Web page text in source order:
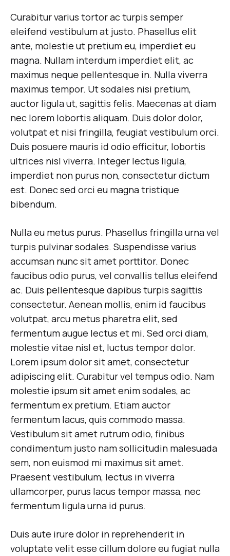
0
SHARE
HAY
COMENTARIOS
GO
BEHIND
SCENES
AT
LONDON
FASHION
WEEK
SPRING
Curabitur varius tortor ac turpis semper
eleifend vestibulum at justo. Phasellus elit
ante, molestie ut pretium eu, imperdiet eu
magna. Nullam interdum imperdiet elit, ac
maximus neque pellentesque in. Nulla viverra
maximus tempor. Ut sodales nisi pretium,
auctor ligula ut, sagittis felis. Maecenas at diam
nec lorem lobortis aliquam. Duis dolor dolor,
volutpat et nisi fringilla, feugiat vestibulum orci.
Duis posuere mauris id odio efficitur, lobortis
ultrices nisl viverra. Integer lectus ligula,
imperdiet non purus non, consectetur dictum
est. Donec sed orci eu magna tristique
bibendum.
Nulla eu metus purus. Phasellus fringilla urna vel
turpis pulvinar sodales. Suspendisse varius
accumsan nunc sit amet porttitor. Donec
faucibus odio purus, vel convallis tellus eleifend
ac. Duis pellentesque dapibus turpis sagittis
consectetur. Aenean mollis, enim id faucibus
volutpat, arcu metus pharetra elit, sed
fermentum augue lectus et mi. Sed orci diam,
molestie vitae nisl et, luctus tempor dolor.
Lorem ipsum dolor sit amet, consectetur
adipiscing elit. Curabitur vel tempus odio. Nam
molestie ipsum sit amet enim sodales, ac
fermentum ex pretium. Etiam auctor
fermentum lacus, quis commodo massa.
Vestibulum sit amet rutrum odio, finibus
condimentum justo nam sollicitudin malesuada
sem, non euismod mi maximus sit amet.
Praesent vestibulum, lectus in viverra
ullamcorper, purus lacus tempor massa, nec
fermentum ligula urna id purus.
Duis aute irure dolor in reprehenderit in
voluptate velit esse cillum dolore eu fugiat nulla